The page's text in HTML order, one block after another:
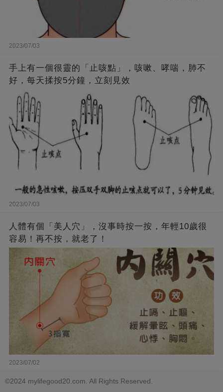
2023/07/03
手上有一個很靈的「止咳點」，咳嗽、哮喘，肺不
好，每天揉按5分鐘，立刻見效
2023/07/03
人體有個「美人穴」，沒事時按一按，年輕10歲很
容易！再不按，就老了！
2023/07/02
©2024 mylifegood20.com. All Rights Reserved.